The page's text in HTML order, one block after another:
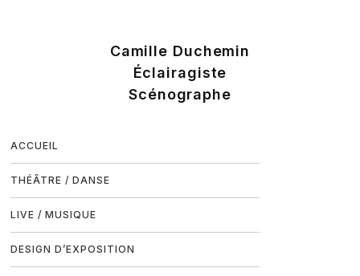
ACCUEIL
THÉÂTRE / DANSE
LIVE / MUSIQUE
DESIGN D’EXPOSITION